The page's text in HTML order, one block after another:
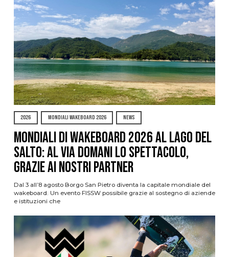
2026 MONDIALI WAKEBOARD 2026 NEWS
Mondiali di Wakeboard 2026 al Lago del
Salto: al via domani lo spettacolo,
grazie ai nostri Partner
Dal 3 all’8 agosto Borgo San Pietro diventa la capitale mondiale del
wakeboard. Un evento FISSW possibile grazie al sostegno di aziende
e istituzioni che